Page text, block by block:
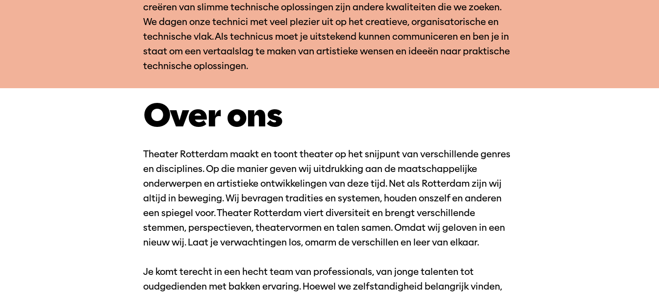
creëren van slimme technische oplossingen zijn andere kwaliteiten die we zoeken.
We dagen onze technici met veel plezier uit op het creatieve, organisatorische en
technische vlak. Als technicus moet je uitstekend kunnen communiceren en ben je in
staat om een vertaalslag te maken van artistieke wensen en ideeën naar praktische
technische oplossingen.
Over ons
Theater Rotterdam maakt en toont theater op het snijpunt van verschillende genres
en disciplines. Op die manier geven wij uitdrukking aan de maatschappelijke
onderwerpen en artistieke ontwikkelingen van deze tijd. Net als Rotterdam zijn wij
altijd in beweging. Wij bevragen tradities en systemen, houden onszelf en anderen
een spiegel voor. Theater Rotterdam viert diversiteit en brengt verschillende
stemmen, perspectieven, theatervormen en talen samen. Omdat wij geloven in een
nieuw wij. Laat je verwachtingen los, omarm de verschillen en leer van elkaar.
Je komt terecht in een hecht team van professionals, van jonge talenten tot
oudgedienden met bakken ervaring. Hoewel we zelfstandigheid belangrijk vinden,